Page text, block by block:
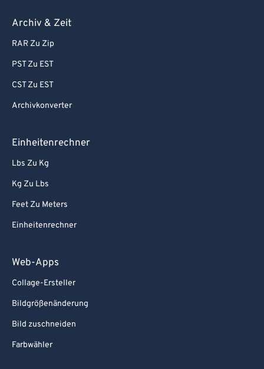
Archiv & Zeit
RAR Zu Zip
PST Zu EST
CST Zu EST
Archivkonverter
Einheitenrechner
Lbs Zu Kg
Kg Zu Lbs
Feet Zu Meters
Einheitenrechner
Web-Apps
Collage-Ersteller
Bildgrößenänderung
Bild zuschneiden
Farbwähler